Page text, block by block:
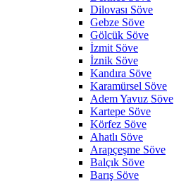
Dilovası Söve
Gebze Söve
Gölcük Söve
İzmit Söve
İznik Söve
Kandıra Söve
Karamürsel Söve
Adem Yavuz Söve
Kartepe Söve
Körfez Söve
Ahatlı Söve
Arapçeşme Söve
Balçık Söve
Barış Söve